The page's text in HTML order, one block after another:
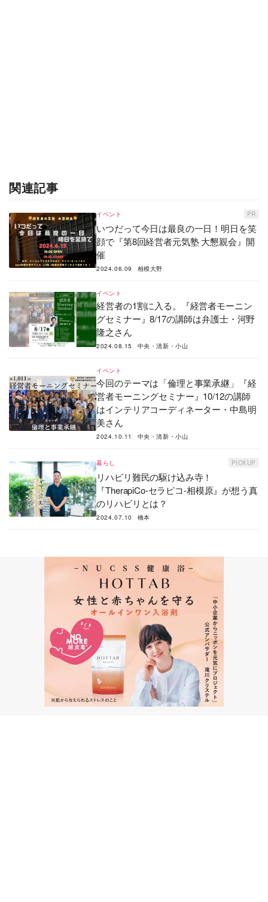
関連記事
イベント PR
いつだって今日は最良の一日！明日を笑
顔で『第8回経営者元気塾 大懇親会』開
催
2024.06.09 相模大野
イベント
経営者の1割に入る。『経営者モーニン
グセミナー』8/17の講師は弁護士・河野
隆之さん
2024.08.15 中央・清新・小山
イベント
今回のテーマは「倫理と事業承継」『経
営者モーニングセミナー』10/12の講師
はインテリアコーディネーター・中島明
美さん
2024.10.11 中央・清新・小山
暮らし PICKUP
リハビリ難民の駆け込み寺！
『TherapiCo-セラピコ-相模原』が想う真
のリハビリとは？
2024.07.10 橋本